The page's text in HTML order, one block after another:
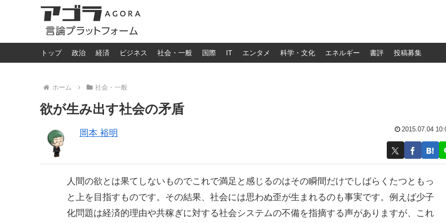
トップ 政治 経済 ビジネス 社会・一般 国際 IT エンタメ 科学・文化 エネルギー 書評 投稿募集
ホーム 社会・一般
欲が生み出す社会の矛盾
岡本 裕明 2015.07.04
人間の欲とは果てしないものでこれで満足と感じるのはその瞬間だけでしばらくたつともっ
と上を目指すものです。その結果、社会には思わぬ歪が生まれるのも事実です。例えば少子
化問題は経済的理由や共稼ぎに対する社会システムの不備を指摘する声がありますが、これ